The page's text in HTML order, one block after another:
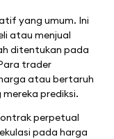
yang umum. Ini
atau menjual
ditentukan pada
trader
atau bertaruh
prediksi.
perpetual
pada harga